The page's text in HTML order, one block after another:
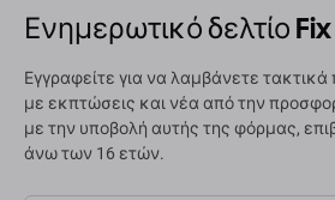
Ενημερωτικό δελτίο Fix
Εγγραφείτε για να λαμβάνετε
με εκπτώσεις και νέα από την
με την υποβολή αυτής της φόρμας,
άνω των 16 ετών.